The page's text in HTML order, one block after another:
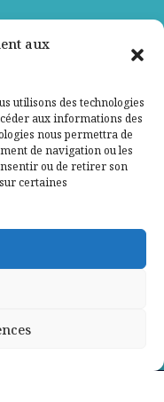
aux
utilisons des technologies
aux informations des
nous permettra de
de navigation ou les
ou de retirer son
certaines